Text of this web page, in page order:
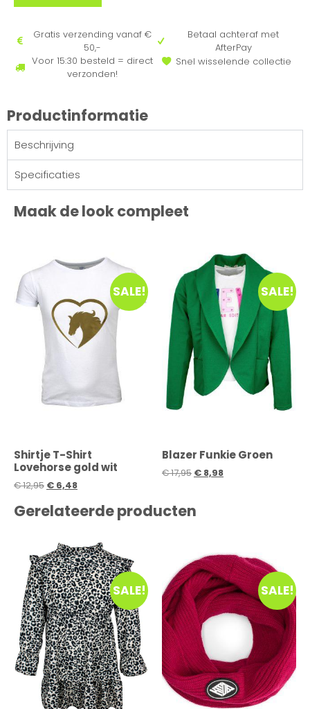
Gratis verzending vanaf €
50,-
Voor 15:30 besteld = direct
verzonden!
Betaal achteraf met
AfterPay
Snel wisselende collectie
Productinformatie
Beschrijving
Specificaties
Maak de look compleet
SALE!
Shirtje T-Shirt
Lovehorse gold wit
€12,95 € 6,48
SALE!
Blazer Funkie Groen
€17,95 € 8,98
Gerelateerde producten
SALE! SALE!